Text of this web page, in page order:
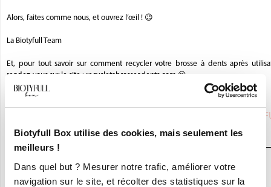
Biotyfull Box utilise des cookies, mais seulement les
meilleurs !
Dans quel but ? Mesurer notre trafic, améliorer votre
navigation sur le site, et récolter des statistiques sur la
Alors, faites comme nous, et ouvrez l’œil ! 😉
La Biotyfull Team
Et, pour tout savoir sur comment recycler votre brosse à dents après
rendez-vous sur le site : recycletabrosseadents.com 😉
était partenaire de la
Box,
la Box Beauté Bio N°1
JE DÉCOUVRE LA BOX BEAUTÉ BIO
N°1